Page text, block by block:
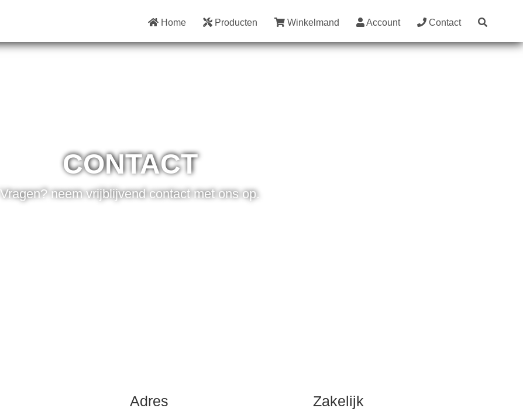
Home Producten Winkelmand Account Contact
CONTACT
Vragen? neem vrijblijvend contact met ons op.
Adres Zakelijk